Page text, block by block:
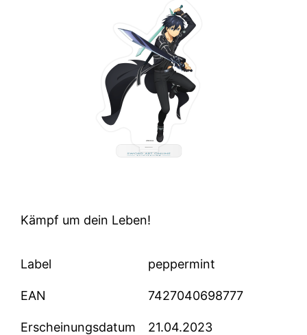
Kämpf um dein Leben!
Label peppermint
EAN 7427040698777
Erscheinungsdatum 21.04.2023